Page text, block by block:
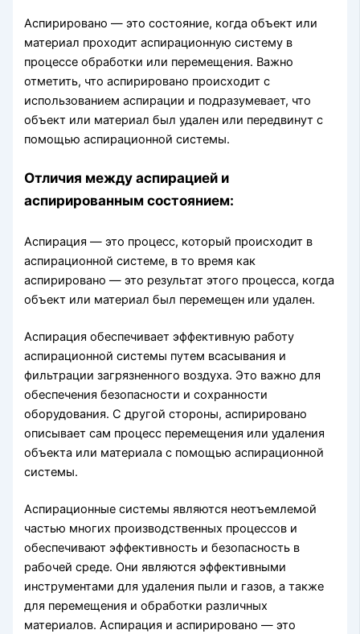
Аспирировано — это состояние, когда объект или
материал проходит аспирационную систему в
процессе обработки или перемещения. Важно
отметить, что аспирировано происходит с
использованием аспирации и подразумевает, что
объект или материал был удален или передвинут с
помощью аспирационной системы.
Отличия между аспирацией и
аспирированным состоянием:
Аспирация — это процесс, который происходит в
аспирационной системе, в то время как
аспирировано — это результат этого процесса, когда
объект или материал был перемещен или удален.
Аспирация обеспечивает эффективную работу
аспирационной системы путем всасывания и
фильтрации загрязненного воздуха. Это важно для
обеспечения безопасности и сохранности
оборудования. С другой стороны, аспирировано
описывает сам процесс перемещения или удаления
объекта или материала с помощью аспирационной
системы.
Аспирационные системы являются неотъемлемой
частью многих производственных процессов и
обеспечивают эффективность и безопасность в
рабочей среде. Они являются эффективными
инструментами для удаления пыли и газов, а также
для перемещения и обработки различных
материалов. Аспирация и аспирировано — это